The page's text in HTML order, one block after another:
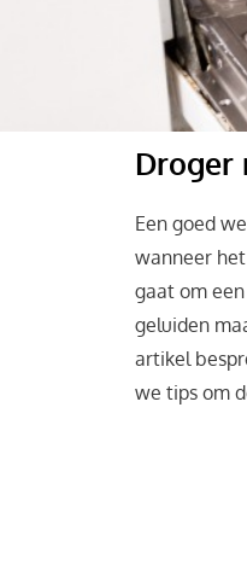
Droger
Een goed
wanneer
gaat om
geluiden
artikel
we tips om